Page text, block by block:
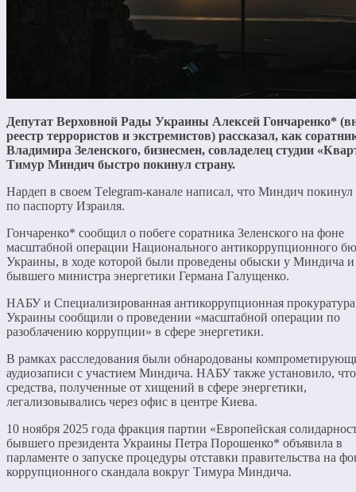
Депутат Верховной Рады Украины Алексей Гончаренко*
реестр террористов и экстремистов) рассказал, как
Владимира Зеленского, бизнесмен, совладелец студии
Тимур Миндич быстро покинул страну.
Нардеп в своем Тelegram-канале написал, что Миндич
по паспорту Израиля.
Гончаренко* сообщил о побеге соратника Зеленского на фоне
масштабной операции Национального антикоррупционного
Украины, в ходе которой были проведены обыски у Миндича и
бывшего министра энергетики Германа Галущенко.
НАБУ и Специализированная антикоррупционная прокуратура
Украины сообщили о проведении «масштабной операции по
разоблачению коррупции» в сфере энергетики.
В рамках расследования были обнародованы
аудиозаписи с участием Миндича. НАБУ также установило, что
средства, полученные от хищений в сфере энергетики,
легализовывались через офис в центре Киева.
10 ноября 2025 года фракция партии «Европейская
бывшего президента Украины Петра Порошенко* объявила в
парламенте о запуске процедуры отставки правительства на
коррупционного скандала вокруг Тимура Миндича.